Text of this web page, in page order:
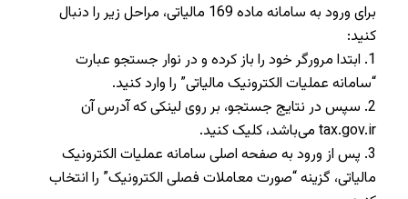
برای ورود به سامانه ماده 169 مالیاتی، مراحل زیر را دنبال
کنید:
1. ابتدا مرورگر خود را باز کرده و در نوار جستجو عبارت
“سامانه عملیات الکترونیک مالیاتی” را وارد کنید.
2. سپس در نتایج جستجو، بر روی لینکی که آدرس آن
tax.gov.ir می‌باشد، کلیک کنید.
3. پس از ورود به صفحه اصلی سامانه عملیات الکترونیک
مالیاتی، گزینه “صورت معاملات فصلی الکترونیک” را انتخاب